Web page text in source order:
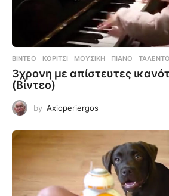
ΒΊΝΤΕΟ ΚΟΡΊΤΣΙ ,ΜΟΥΣΙΚΉ ,ΠΙΆΝΟ ,ΤΑΛΈΝΤΟ
3χρονη με απίστευτες
(Βίντεο)
by Axioperiergos